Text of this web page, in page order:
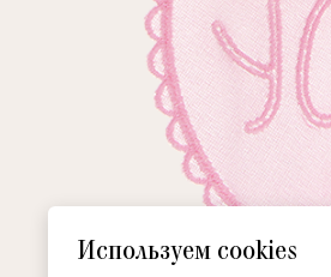
Используем cookies